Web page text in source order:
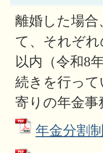
離婚した場合
て、それぞ
以内（令和8
続きを行っ
寄りの年金
年金分割